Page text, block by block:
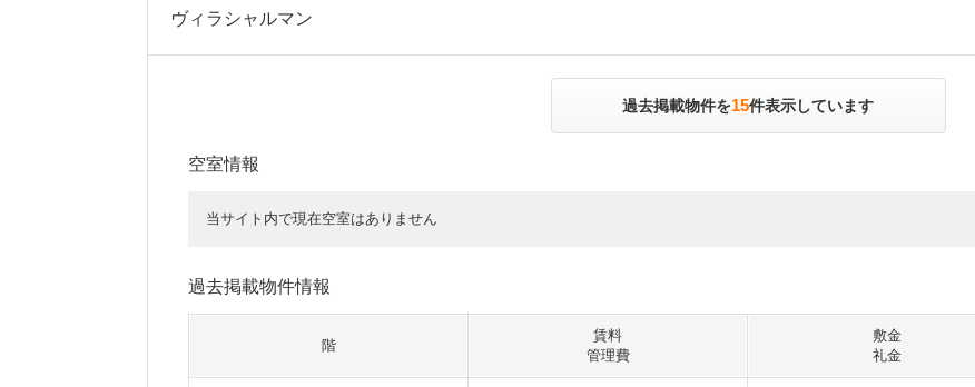
ヴィラシャルマン
過去掲載物件を15件表示しています
空室情報
当サイト内で現在空室はありません
過去掲載物件情報
階
賃料
管理費
敷金
礼金